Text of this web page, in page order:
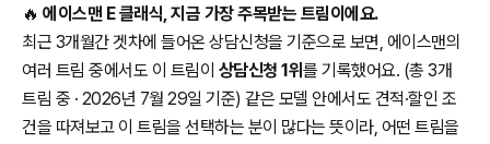
🔥 에이스맨 E 클래식, 지금 가장 주목받는 트림이에요.
최근 3개월간 겟차에 들어온 상담신청을 기준으로 보면, 에이스맨의
여러 트림 중에서도 이 트림이 상담신청 1위를 기록했어요. (총 3개
트림 중 · 2026년 7월 29일 기준) 같은 모델 안에서도 견적·할인 조
건을 따져보고 이 트림을 선택하는 분이 많다는 뜻이라, 어떤 트림을